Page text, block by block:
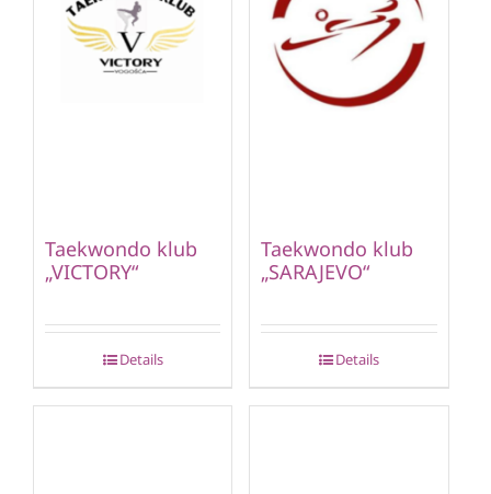
Taekwondo klub
„VICTORY“
Details
Taekwondo klub
„SARAJEVO“
Details